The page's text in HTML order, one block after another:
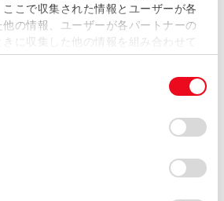
こで収集された情報とユーザーが各
の情報、ユーザーが各パートナーの
に収集した他の情報を組み合わせて
。当ウェブサイトの使用を続行する
クッキー)が保存されることに同
。Cookie(クッキー)のオプトアウト、
回したりするにあたっては、当社の
報の取り扱いについて
」をご覧くだ
HFP Ver. 1.5 以上のプロファイル
いない場合は、割込通話できま
たは利用できなかったことにより万一
社は一切責任を負いません。
変更、またはサービスを中止すること
書）では、利便性向上のためにお客様
様相談窓口（0800-700-7700）までご
わせ・ご相談は